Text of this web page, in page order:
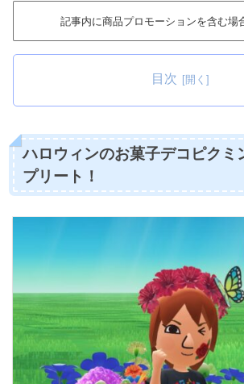
記事内に商品プロモーションを含む場
目次
ハロウィンのお菓子デコピクミ
プリート！